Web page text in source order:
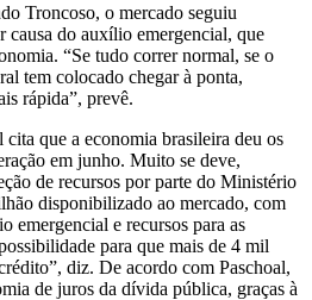
Troncoso, o mercado seguiu
causa do auxílio emergencial, que
“Se tudo correr normal, se o
tem colocado chegar à ponta,
rápida”, prevê.
que a economia brasileira deu os
em junho. Muito se deve,
de recursos por parte do Ministério
disponibilizado ao mercado, com
emergencial e recursos para as
para que mais de 4 mil
diz. De acordo com Paschoal,
de juros da dívida pública, graças à